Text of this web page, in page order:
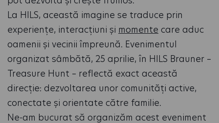
La HILS, această imagine se traduce prin
experiențe, interacțiuni și momente care aduc
oamenii și vecinii împreună. Evenimentul
organizat sâmbătă, 25 aprilie, în HILS Brauner –
Treasure Hunt – reflectă exact această
direcție: dezvoltarea unor comunități active,
conectate și orientate către familie.
Ne-am bucurat să organizăm acest eveniment